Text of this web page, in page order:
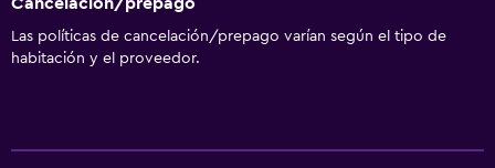
Las políticas de cancelación/prepago varían según el tipo de
habitación y el proveedor.